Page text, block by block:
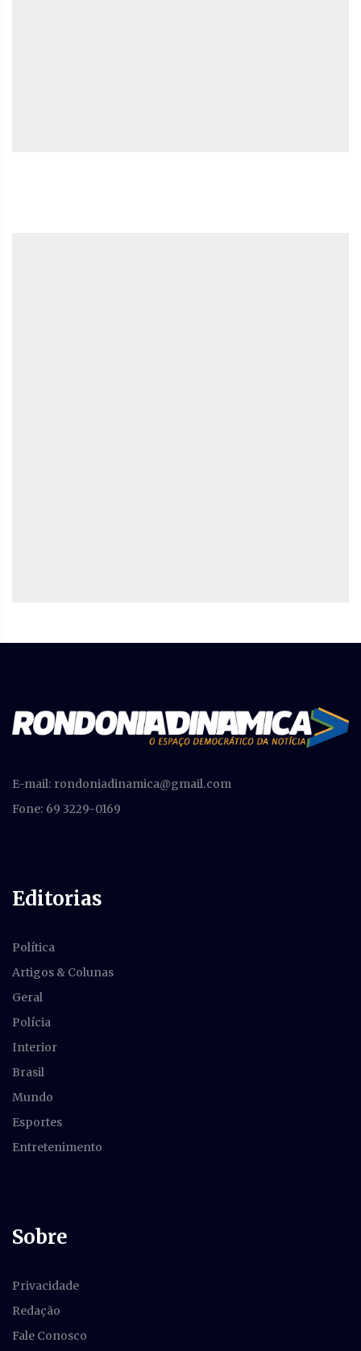
E-mail: rondoniadinamica@gmail.com
Fone: 69 3229-0169
Editorias
Política
Artigos & Colunas
Geral
Polícia
Interior
Brasil
Mundo
Esportes
Entretenimento
Sobre
Privacidade
Redação
Fale Conosco